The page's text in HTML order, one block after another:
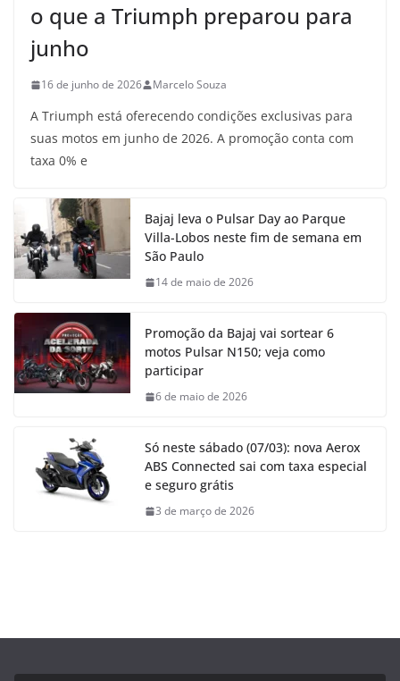
o que a Triumph preparou para
junho
16 de junho de 2026 Marcelo Souza
A Triumph está oferecendo condições exclusivas para
suas motos em junho de 2026. A promoção conta com
taxa 0% e
Bajaj leva o Pulsar Day ao Parque
Villa-Lobos neste fim de semana em
São Paulo
14 de maio de 2026
Promoção da Bajaj vai sortear 6
motos Pulsar N150; veja como
participar
6 de maio de 2026
Só neste sábado (07/03): nova Aerox
ABS Connected sai com taxa especial
e seguro grátis
3 de março de 2026